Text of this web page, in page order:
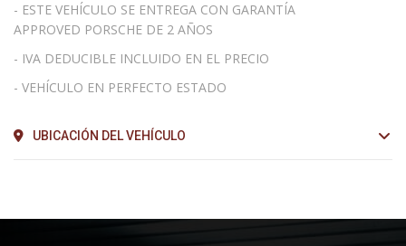
- ESTE VEHÍCULO SE ENTREGA CON GARANTÍA
APPROVED PORSCHE DE 2 AÑOS
- IVA DEDUCIBLE INCLUIDO EN EL PRECIO
- VEHÍCULO EN PERFECTO ESTADO
UBICACIÓN DEL VEHÍCULO